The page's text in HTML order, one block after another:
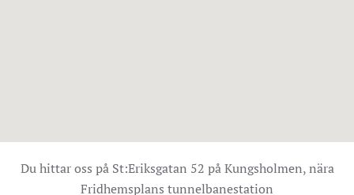
Du hittar oss på St:Eriksgatan 52 på Kungsholmen, nära
Fridhemsplans tunnelbanestation